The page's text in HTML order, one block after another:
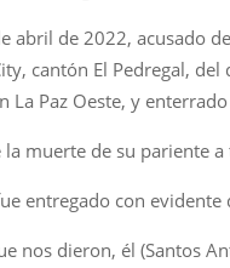
abril de 2022, acusado
cantón El Pedregal,
La Paz Oeste, y
muerte de su pariente
entregado con
nos dieron, él (Santos